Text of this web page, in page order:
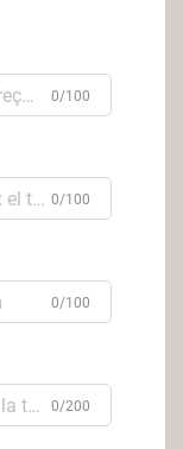
0/100
0/100
0/100
0/200